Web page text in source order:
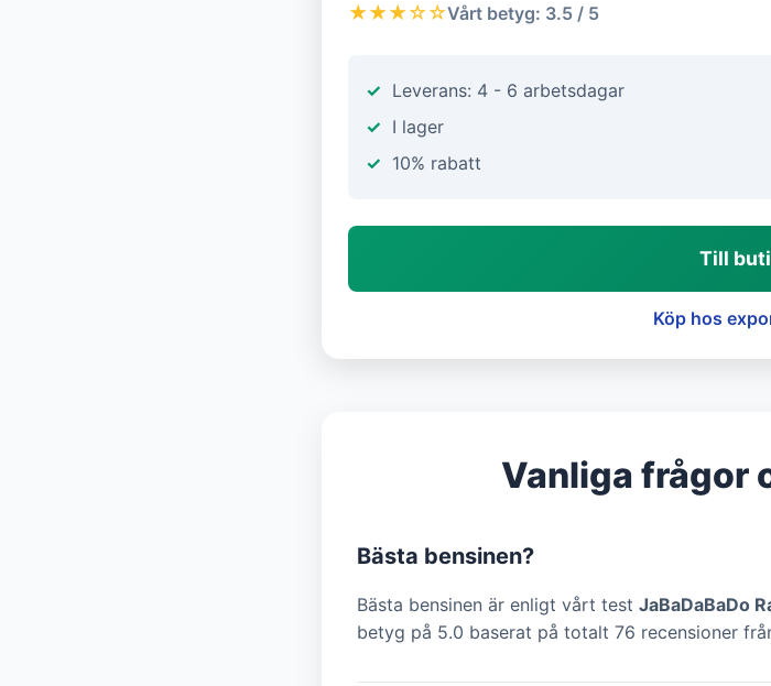
★★★☆☆Vårt betyg: 3.5 / 5
Leverans: 4 - 6 arbetsdagar
I lager
10% rabatt
Till
Köp hos
Vanliga frågor
Bästa bensinen?
Bästa bensinen är enligt vårt test JaBaDaBaDo
betyg på 5.0 baserat på totalt 76 recensioner